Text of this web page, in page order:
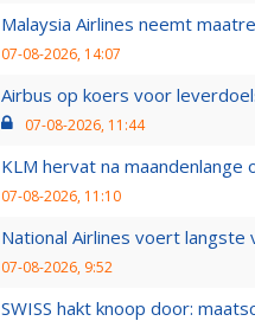
Malaysia Airlines neemt
07-08-2026, 14:07
Airbus op koers voor
07-08-2026, 11:44
KLM hervat na maandenlange
07-08-2026, 11:10
National Airlines voert
07-08-2026, 9:52
SWISS hakt knoop door: